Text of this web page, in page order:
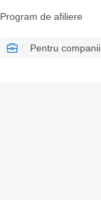
Program de afiliere
Pentru companii